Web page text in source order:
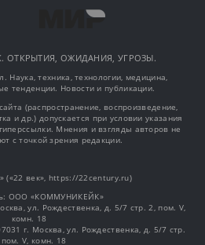
ОТКРЫТИЯ, ОЖИДАНИЯ, УГРОЗЫ.
Наука, техника, технологии, медицина,
тенденции. Новости и публикации.
(распространение, воспроизведение,
и др.) допускается при условии указания
Мнения и взгляды авторов не
с точкой зрения редакции.
(«22 век», https://22century.ru)
OOO «КОММУНИКЕЙК»
ул. Рождественка, д. 5/7 стр. 2, пом. V,
комн. 18
г. Москва, ул. Рождественка, д. 5/7 стр.
пом. V, комн. 18